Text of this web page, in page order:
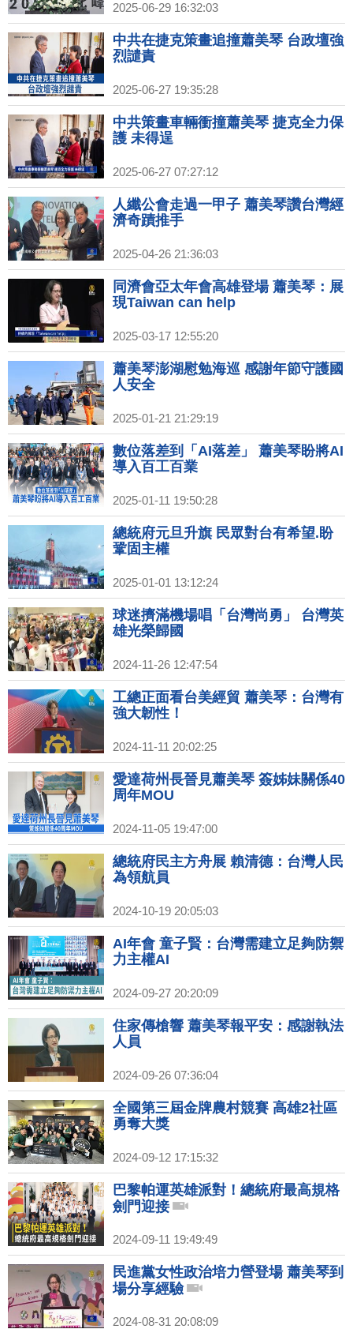
2025-06-29 16:32:03
中共在捷克策畫追撞蕭美琴 台政壇強
烈譴責
2025-06-27 19:35:28
中共策畫車輛衝撞蕭美琴 捷克全力保
護 未得逞
2025-06-27 07:27:12
人纖公會走過一甲子 蕭美琴讚台灣經
濟奇蹟推手
2025-04-26 21:36:03
同濟會亞太年會高雄登場 蕭美琴：展
現Taiwan can help
2025-03-17 12:55:20
蕭美琴澎湖慰勉海巡 感謝年節守護國
人安全
2025-01-21 21:29:19
數位落差到「AI落差」 蕭美琴盼將AI
導入百工百業
2025-01-11 19:50:28
總統府元旦升旗 民眾對台有希望.盼
鞏固主權
2025-01-01 13:12:24
球迷擠滿機場唱「台灣尚勇」 台灣英
雄光榮歸國
2024-11-26 12:47:54
工總正面看台美經貿 蕭美琴：台灣有
強大韌性！
2024-11-11 20:02:25
愛達荷州長晉見蕭美琴 簽姊妹關係40
周年MOU
2024-11-05 19:47:00
總統府民主方舟展 賴清德：台灣人民
為領航員
2024-10-19 20:05:03
AI年會 童子賢：台灣需建立足夠防禦
力主權AI
2024-09-27 20:20:09
住家傳槍響 蕭美琴報平安：感謝執法
人員
2024-09-26 07:36:04
全國第三屆金牌農村競賽 高雄2社區
勇奪大獎
2024-09-12 17:15:32
巴黎帕運英雄派對！總統府最高規格
劍門迎接
2024-09-11 19:49:49
民進黨女性政治培力營登場 蕭美琴到
場分享經驗
2024-08-31 20:08:09